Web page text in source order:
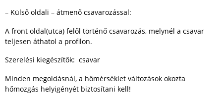
– Külső oldali – átmenő csavarozással:
A front oldal(utca) felől történő csavarozás, melynél a csavar
teljesen áthatol a profilon.
Szerelési kiegészítők: csavar
Minden megoldásnál, a hőmérséklet változások okozta
hőmozgás helyigényét biztosítani kell!